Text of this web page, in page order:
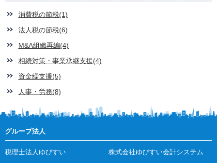
消費税の節税(1)
法人税の節税(6)
M&A組織再編(4)
相続対策・事業承継支援(4)
資金繰支援(5)
人事・労務(8)
グループ法人
税理士法人ゆびすい 株式会社ゆびすい会計システム